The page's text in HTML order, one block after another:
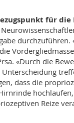
für
«Durch die
dass die
Reize